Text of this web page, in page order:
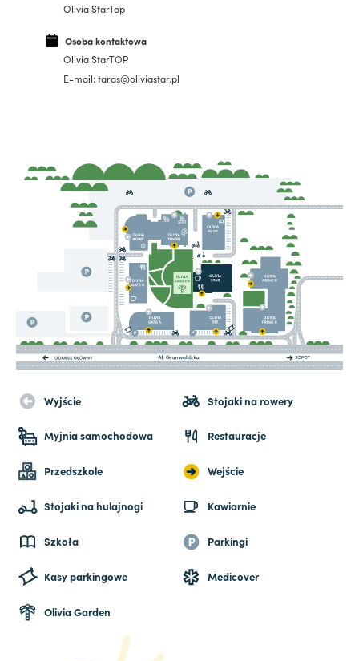
Olivia StarTop
Osoba kontaktowa
Olivia StarTOP
E-mail: taras@oliviastar.pl
Wyjście Stojaki na rowery
Myjnia samochodowa Restauracje
Przedszkole Wejście
Stojaki na hulajnogi Kawiarnie
Szkoła Parkingi
Kasy parkingowe Medicover
Olivia Garden